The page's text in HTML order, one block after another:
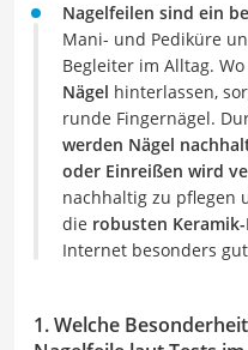
Nagelfeilen sind ein
Mani- und Pediküre
Begleiter im Alltag. Wo
Nägel hinterlassen,
runde Fingernägel.
werden Nägel
oder Einreißen wird
nachhaltig zu pflegen
die robusten
Internet besonders
1. Welche